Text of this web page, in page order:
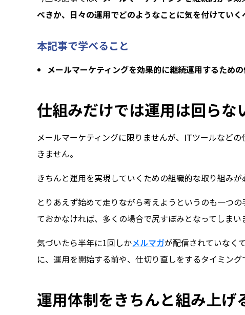
べきか、日々の運用でどのようなことに気を付けていく
本記事で学べること
メールマーケティングを効果的に継続運用するため
仕組みだけでは運用は回らな
メールマーケティングに限りませんが、ITツールなど
きません。
きちんと運用を実現していくための組織的な取り組みが
とりあえず始めて走りながら考えようというのも一つ
ておかなければ、多くの場合で尻すぼみとなってしまい
気づいたら半年に1回しかメルマガが配信されていなく
に、運用を開始する前や、仕切り直しをするタイミン
運用体制をきちんと組み上げ